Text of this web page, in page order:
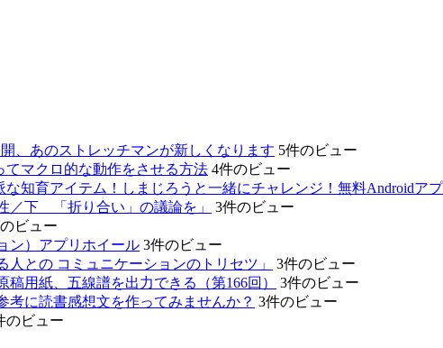
、あのストレッチマンが新しくなります 5件のビュー
てマクロ的な動作をさせる方法 4件のビュー
知育アイテム！しまじろうと一緒にチャレンジ！無料Androidアプ
／下 「折り合い」の議論を」
3件のビュー
ビュー
ン）アプリホイール 3件のビュー
人との コミュニケーションのトリセツ」
3件のビュー
用紙、五線譜を出力できる（第166回）
3件のビュー
考に読書感想文を作ってみませんか？ 3件のビュー
のビュー